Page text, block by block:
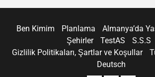
Ben Kimim Planlama Almanya’da
Şehirler
TestAS
S.S.S
Gizlilik Politikaları, Şartlar ve Koşullar
Deutsch